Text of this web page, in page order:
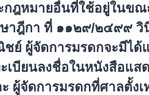
กฎหมายอื่นที่ใช้อยู่ในข
ษาฎีกา ที่ ๑๑๒๙/๒๔๙๙
ย์ ผู้จัดการมรดกจะมีได้
เบี ยนลงชื่อในหนังสือแส
ผู้จัดการมรดกที่ศาลตั้งเ